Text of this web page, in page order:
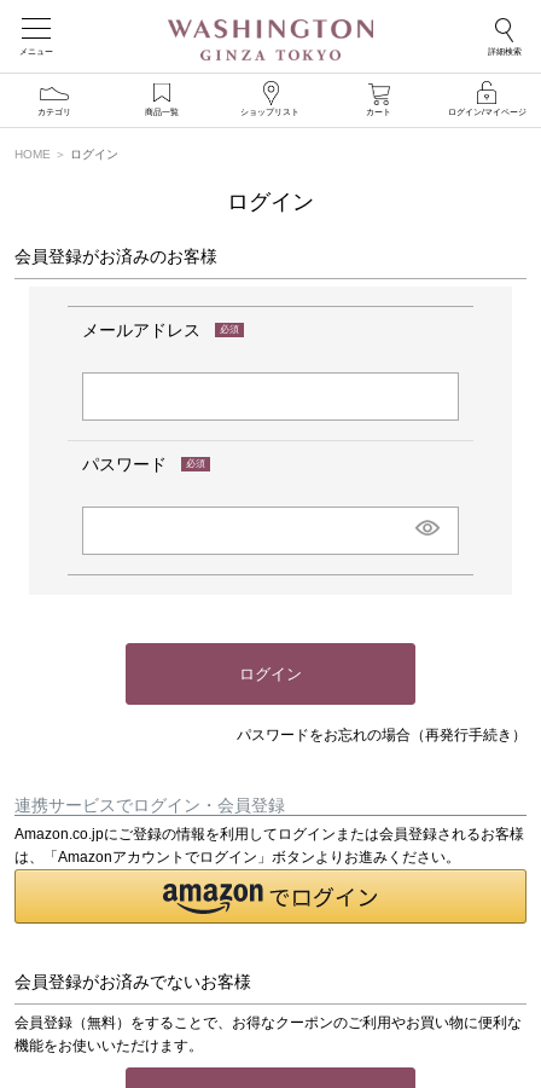
メニュー 詳細検索
カテゴリ 商品一覧 ショップリスト カート ログイン/マイページ
HOME ログイン
ログイン
会員登録がお済みのお客様
メールアドレス
パスワード
ログイン
パスワードをお忘れの場合（再発行手続き）
連携サービスでログイン・会員登録
Amazon.co.jpにご登録の情報を利用してログインまたは会員登録されるお客様
は、「Amazonアカウントでログイン」ボタンよりお進みください。
会員登録がお済みでないお客様
会員登録（無料）をすることで、お得なクーポンのご利用やお買い物に便利な
機能をお使いいただけます。